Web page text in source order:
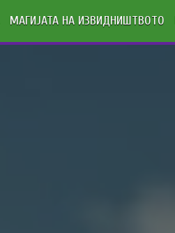
МАГИЈАТА НА ИЗВИДНИШТВОТО